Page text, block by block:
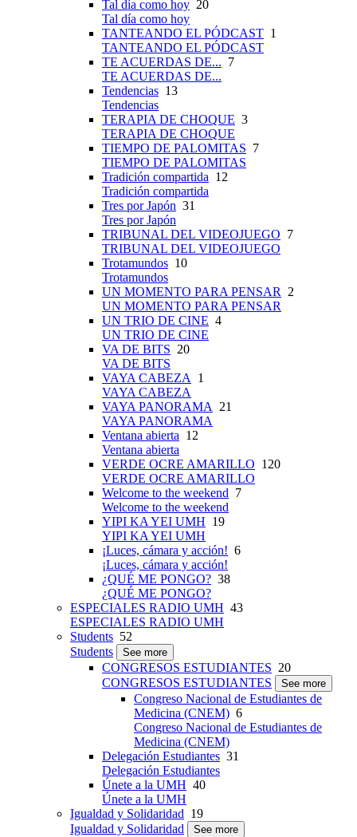
Tal día como hoy 20
Tal día como hoy
TANTEANDO EL PÓDCAST 1
TANTEANDO EL PÓDCAST
TE ACUERDAS DE... 7
TE ACUERDAS DE...
Tendencias 13
Tendencias
TERAPIA DE CHOQUE 3
TERAPIA DE CHOQUE
TIEMPO DE PALOMITAS 7
TIEMPO DE PALOMITAS
Tradición compartida 12
Tradición compartida
Tres por Japón 31
Tres por Japón
TRIBUNAL DEL VIDEOJUEGO 7
TRIBUNAL DEL VIDEOJUEGO
Trotamundos 10
Trotamundos
UN MOMENTO PARA PENSAR
2
UN MOMENTO PARA PENSAR
UN TRIO DE CINE 4
UN TRIO DE CINE
VA DE BITS 20
VA DE BITS
VAYA CABEZA
1
VAYA CABEZA
VAYA PANORAMA
21
VAYA PANORAMA
Ventana abierta 12
Ventana abierta
VERDE OCRE AMARILLO 120
VERDE OCRE AMARILLO
Welcome to the weekend 7
Welcome to the weekend
YIPI KA YEI UMH 19
YIPI KA YEI UMH
¡Luces, cámara y acción! 6
¡Luces, cámara y acción!
¿QUÉ ME PONGO? 38
¿QUÉ ME PONGO?
ESPECIALES RADIO UMH 43
ESPECIALES RADIO UMH
Students 52
Students
See more
CONGRESOS ESTUDIANTES 20
CONGRESOS ESTUDIANTES
See more
Congreso Nacional de Estudiantes de
Medicina (CNEM) 6
Congreso Nacional de Estudiantes de
Medicina (CNEM)
Delegación Estudiantes 31
Delegación Estudiantes
Únete a la UMH 40
Únete a la UMH
Igualdad y Solidaridad 19
Igualdad y Solidaridad
See more